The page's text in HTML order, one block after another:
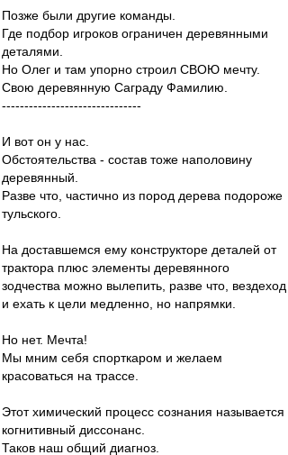
Позже были другие команды.
Где подбор игроков ограничен деревянными
деталями.
Но Олег и там упорно строил СВОЮ мечту.
Свою деревянную Саграду Фамилию.
-------------------------------
И вот он у нас.
Обстоятельства - состав тоже наполовину
деревянный.
Разве что, частично из пород дерева подороже
тульского.
На доставшемся ему конструкторе деталей от
трактора плюс элементы деревянного
зодчества можно вылепить, разве что, вездеход
и ехать к цели медленно, но напрямки.
Но нет. Мечта!
Мы мним себя спорткаром и желаем
красоваться на трассе.
Этот химический процесс сознания называется
когнитивный диссонанс.
Таков наш общий диагноз.